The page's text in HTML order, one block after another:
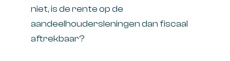
niet, is de rente op de
aandeelhoudersleningen dan fiscaal
aftrekbaar?